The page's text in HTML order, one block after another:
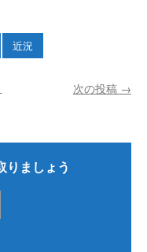
近況
次の投稿 →
りましょう